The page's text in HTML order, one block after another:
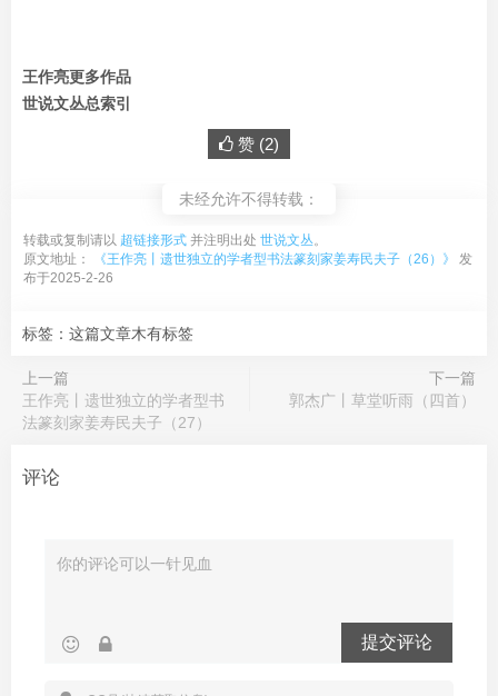
王作亮更多作品
世说文丛总索引
赞 (2)
未经允许不得转载：
转载或复制请以 超链接形式 并注明出处 世说文丛。
原文地址：
《王作亮丨遗世独立的学者型书法篆刻家姜寿民夫子（26）》
发
布于2025-2-26
标签：这篇文章木有标签
上一篇
王作亮丨遗世独立的学者型书
法篆刻家姜寿民夫子（27）
下一篇
郭杰广丨草堂听雨（四首）
评论
提交评论